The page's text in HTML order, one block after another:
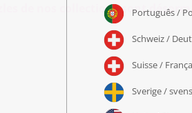
de nos collections sont